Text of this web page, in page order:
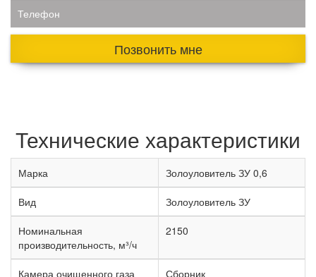
Телефон
Позвонить мне
Технические характеристики
Марка Золоуловитель ЗУ 0,6
Вид Золоуловитель ЗУ
Номинальная
производительность, м³/ч
2150
Камера очищенного газа Сборник